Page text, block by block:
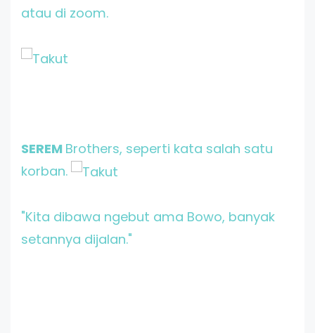
atau di zoom.
SEREM Brothers, seperti kata salah satu
korban.
"Kita dibawa ngebut ama Bowo, banyak
setannya dijalan."